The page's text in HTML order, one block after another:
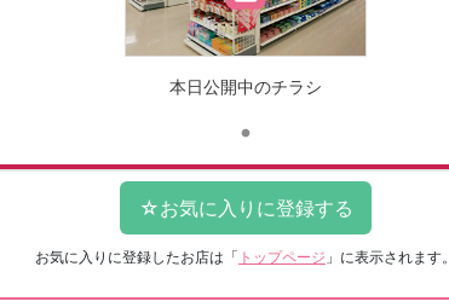
本日公開中のチラシ
お気に入りに登録したお店は 「 トップページ 」に表示されます。